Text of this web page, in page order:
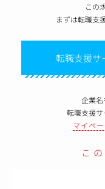
この
まずは転職支
転職支援サ
企業名
転職支援
マイペ
こ